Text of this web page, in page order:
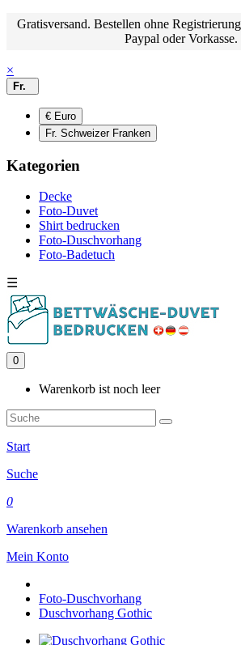
Gratisversand. Bestellen ohne
Paypal oder Vorkasse.
×
Fr.
€ Euro
Fr. Schweizer Franken
Kategorien
Decke
Foto-Duvet
Shirt bedrucken
Foto-Duschvorhang
Foto-Badetuch
☰
0
Warenkorb ist noch leer
Start
Suche
0
Warenkorb ansehen
Mein Konto
Foto-Duschvorhang
Duschvorhang Gothic